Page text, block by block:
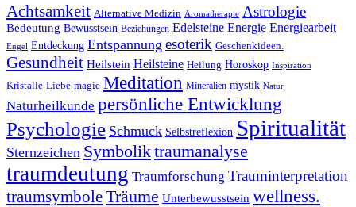
Achtsamkeit Alternative Medizin Aromatherapie Astrologie
Bedeutung Bewusstsein Beziehungen Edelsteine Energie Energiearbeit
Engel Entdeckung Entspannung esoterik Geschenkideen.
Gesundheit Heilstein Heilsteine Heilung Horoskop Inspiration
Kristalle Liebe magie Meditation Mineralien mystik Natur
Naturheilkunde persönliche Entwicklung
Psychologie Schmuck Selbstreflexion Spiritualität
Sternzeichen Symboliktraumanalyse
traumdeutung Traumforschung Trauminterpretation
traumsymboleTräume Unterbewusstsein wellness.